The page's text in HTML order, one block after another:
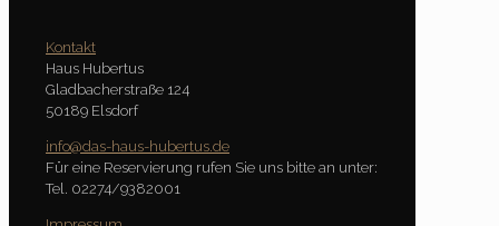
Kontakt
Haus Hubertus
Gladbacherstraße 124
50189 Elsdorf
info@das-haus-hubertus.de
Für eine Reservierung rufen Sie uns bitte an unter:
Tel. 02274/9382001